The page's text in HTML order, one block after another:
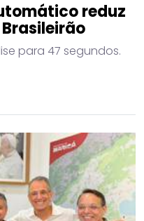
reduz
para 47 segundos.